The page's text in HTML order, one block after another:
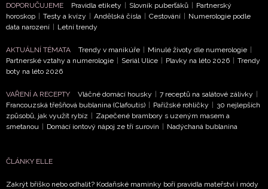
Přihlášením k newsletteru souhlasíte sObchodními
podmínkami společnosti BurdaMedia Extra s.r.o.a
ochrany soukromí - BurdaMedia Extra s.r.o. bude s
Vašimi údaji pracovat zejména k organizaci a
Chcete navíc dostávat i další zajímavé a exkluzivní
informace od našich partnerů? Pokud souhlasíte se
zpracováním údajů k tomuto účelu podleZásad ochrany
DOPORUČUJEME Pravidla etikety Slovník puberťáků
Partnerský
horoskop
Testy a kvízy Andělská čísla Cestování
Numerologie podle
data narození
Letní trendy
AKTUÁLNÍ TÉMATA Trendy v manikúře Minulé životy dle numerologie
Partnerské vztahy a numerologie
Seriál Ulice Plavky na léto 2026
Trendy
boty na léto 2026
VAŘENÍ A RECEPTY Vláčné domácí housky 7 receptů na salátové zálivky
Francouzská třešňová bublanina (Clafoutis)
Pařížské rohlíčky
30 nejlepších
způsobů, jak využít rybíz
Zapečené brambory s uzeným masem a
smetanou
Domácí iontový nápoj ze tří surovin Nadýchaná bublanina
ČLÁNKY ELLE
Zakrýt bříško nebo odhalit? Kodaňské maminky boří pravidla mateřství i módy